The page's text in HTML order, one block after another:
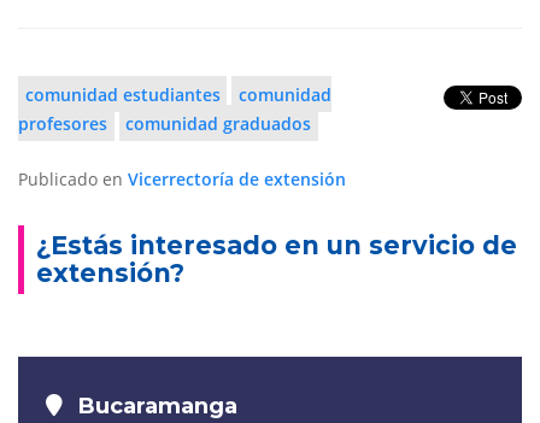
comunidad estudiantes
comunidad
profesores
comunidad graduados
Publicado en Vicerrectoría de extensión
¿Estás interesado en un servicio de
extensión?
Bucaramanga